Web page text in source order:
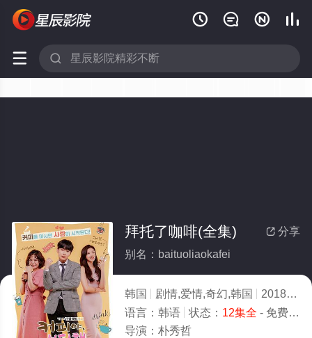
   
 
 分享
拜托了咖啡(全集)
别名：baituoliaokafei
韩国 剧情,爱情,奇幻,韩国 2018
2.0
语言： 韩语 状态： 12集全 - 免费观看
导演： 朴秀哲